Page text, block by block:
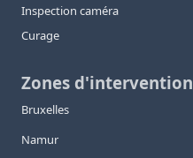
Inspection caméra
Curage
Zones d'intervention
Bruxelles
Namur